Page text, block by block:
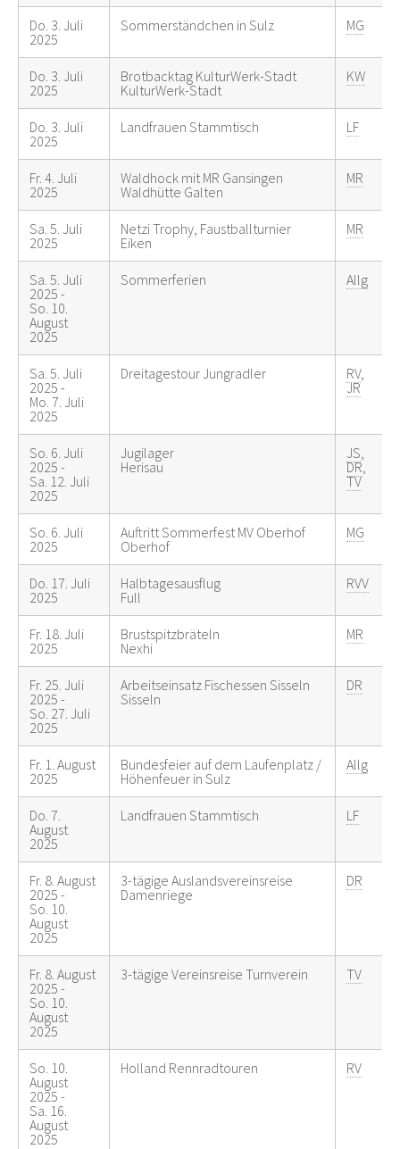
Do. 3. Juli
2025
Sommerständchen in Sulz MG
Do. 3. Juli
2025
Brotbacktag KulturWerk-Stadt
KulturWerk-Stadt
KW
Do. 3. Juli
2025
Landfrauen Stammtisch LF
Fr. 4. Juli
2025
Waldhock mit MR Gansingen
Waldhütte Galten
MR
Sa. 5. Juli
2025
Netzi Trophy, Faustballturnier
Eiken
MR
Sa. 5. Juli
2025 -
So. 10.
August
2025
Sommerferien Allg
Sa. 5. Juli
2025 -
Mo. 7. Juli
2025
Dreitagestour Jungradler RV,
JR
So. 6. Juli
2025 -
Sa. 12. Juli
2025
Jugilager
Herisau
JS
DR
TV
So. 6. Juli
2025
Auftritt Sommerfest MV Oberhof
Oberhof
MG
Do. 17. Juli
2025
Halbtagesausflug
Full
RVV
Fr. 18. Juli
2025
Brustspitzbräteln
Nexhi
MR
Fr. 25. Juli
2025 -
So. 27. Juli
2025
Arbeitseinsatz Fischessen Sisseln
Sisseln
DR
Fr. 1. August
2025
Bundesfeier auf dem Laufenplatz /
Höhenfeuer in Sulz
Allg
Do. 7.
August
2025
Landfrauen Stammtisch LF
Fr. 8. August
2025 -
So. 10.
August
2025
3-tägige Auslandsvereinsreise
Damenriege
DR
Fr. 8. August
2025 -
So. 10.
August
2025
3-tägige Vereinsreise Turnverein TV
So. 10.
August
2025 -
Sa. 16.
August
2025
Holland Rennradtouren RV